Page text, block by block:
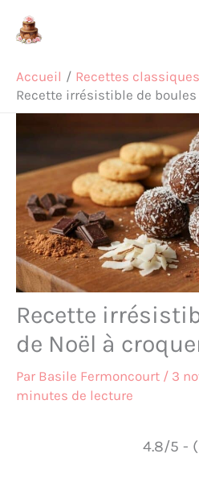
Accueil
Recettes classiques
Recette irrésistible de
Recette
de Noël à
Par Basile Fermoncourt / 3
minutes de lecture
4.8/5 -
Rechercher